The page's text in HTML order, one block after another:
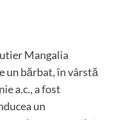
Mangalia
un bărbat, în vârstă
a.c., a fost
un